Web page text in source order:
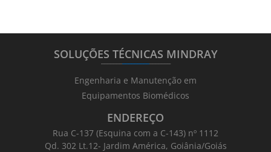
SOLUÇÕES TÉCNICAS MINDRAY
_______________________
Engenharia e Manutenção em
Equipamentos Biomédicos
ENDEREÇO
Rua C-137 (Esquina com a C-143) nº 1112
Qd. 302 Lt.12- Jardim América, Goiânia/Goiás